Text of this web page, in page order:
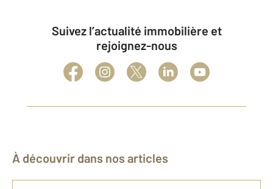
Suivez l’actualité immobilière et
rejoignez-nous
À découvrir dans nos articles